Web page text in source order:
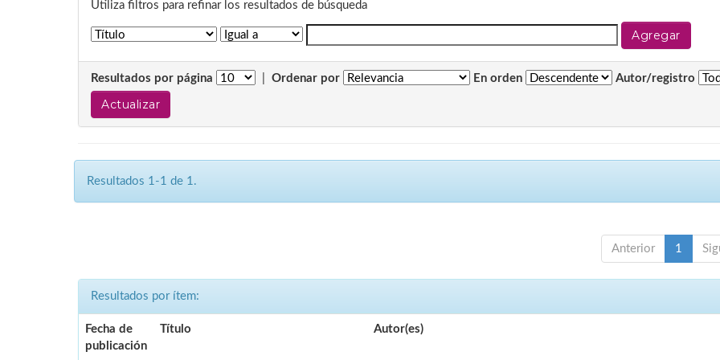
Utiliza filtros para refinar los resultados de búsqueda
Resultados por página Ordenar por En orden Autor/registro
Resultados 1-1 de 1.
Anterior 1
Resultados por ítem:
Fecha de
publicación
Título Autor(es)